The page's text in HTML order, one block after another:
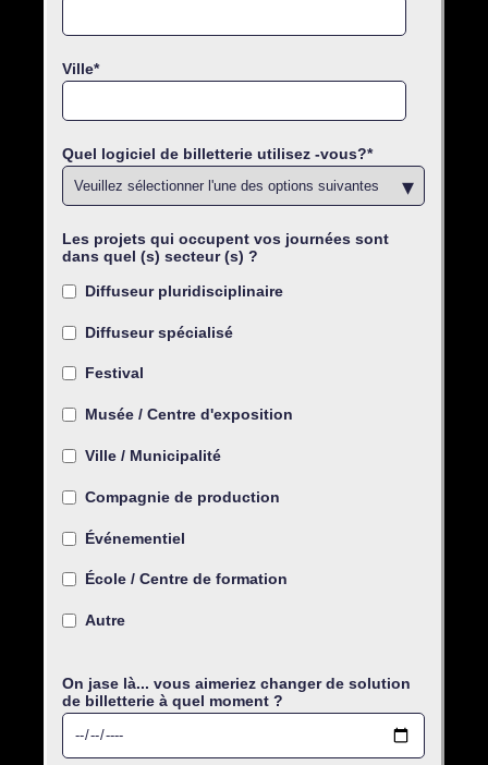
Ville*
Quel logiciel de billetterie utilisez -vous?*
Les projets qui occupent vos journées sont
dans quel (s) secteur (s) ?
Diffuseur pluridisciplinaire
Diffuseur spécialisé
Festival
Musée / Centre d'exposition
Ville / Municipalité
Compagnie de production
Événementiel
École / Centre de formation
Autre
On jase là... vous aimeriez changer de solution
de billetterie à quel moment ?